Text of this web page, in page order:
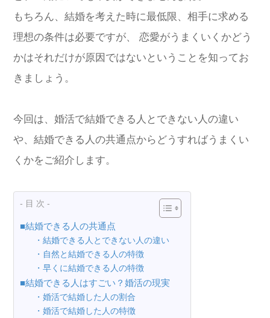
もちろん、結婚を考えた時に最低限、相手に求める
理想の条件は必要ですが、 恋愛がうまくいくかどう
かはそれだけが原因ではないということを知ってお
きましょう。
今回は、婚活で結婚できる人とできない人の違い
や、結婚できる人の共通点からどうすればうまくい
くかをご紹介します。
- 目 次 -
■結婚できる人の共通点
・結婚できる人とできない人の違い
・自然と結婚できる人の特徴
・早くに結婚できる人の特徴
■結婚できる人はすごい？婚活の現実
・婚活で結婚した人の割合
・婚活で結婚した人の特徴